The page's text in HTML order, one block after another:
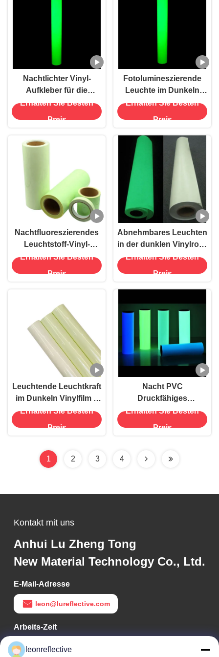
Nachtlichter Vinyl-
Aufkleber für die
Sicherheit am Ausgang
Erhalten Sie Besten
Preis
Fotolumineszierende
Leuchte im Dunkeln
Permanente
Erhalten Sie Besten
Preis
Nachtfluoreszierendes
Leuchtstoff-Vinyl-
Druckmaterial Leuchten
Erhalten Sie Besten
Preis
Abnehmbares Leuchten
in der dunklen Vinylrolle
für die Notfall-
Erhalten Sie Besten
Preis
Leuchtende Leuchtkraft
im Dunkeln Vinylfilm 6
bis 8 Stunden Acryl
Erhalten Sie Besten
Preis
Nacht PVC
Druckfähiges
Selbstklebendes
Leuchtmittel Licht in der
Vinyl zur
Erhalten Sie Besten
Preis
1 2 3 4
Kontakt mit uns
Anhui Lu Zheng Tong
New Material Technology Co., Ltd.
E-Mail-Adresse
leon@lureflective.com
Arbeits-Zeit
9:00-18:00
leonreflective